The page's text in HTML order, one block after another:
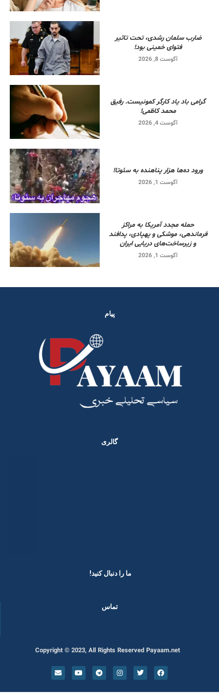
ضارب سلمان رشدی، تحت تاثیر
فتوای خمینی بود!
آگوست 8, 2026
گرامی باد یاد کارگر کمونیست. رفیق
محمد کاظمی!
آگوست 4, 2026
ورود ده‌ها هزار پناهنده به سئوتا!
آگوست 1, 2026
حمله مجدد آمریکا به مراکز
فرماندهی، موشکی و پهپادی، پدافند
و زیرساخت‌های دریایی ایران
آگوست 1, 2026
پیام
گالری
ما را دنبال کنید! ​
تماس
Copyright © 2023, All Rights Reserved Payaam.net